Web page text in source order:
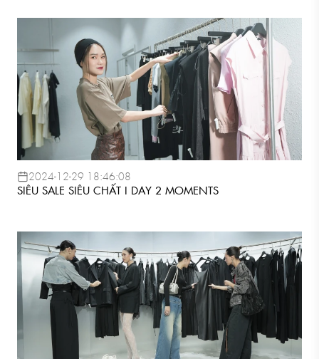
2024-12-29 18:46:08
SIÊU SALE SIÊU CHẤT I DAY 2 MOMENTS